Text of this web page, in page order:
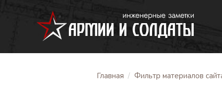
Главная Фильтр материалов